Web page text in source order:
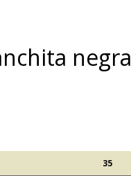
negra
35